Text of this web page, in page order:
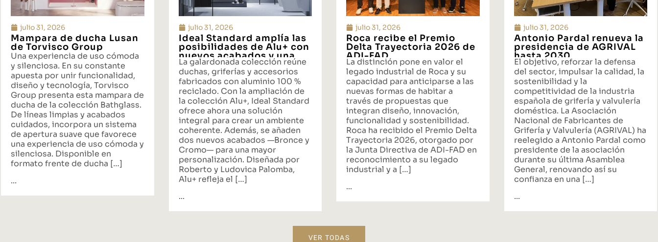
julio 31, 2026
Mampara de ducha Lusan
de Torvisco Group
Una experiencia de uso cómoda
y silenciosa. En su constante
apuesta por unir funcionalidad,
diseño y tecnología, Torvisco
Group presenta esta mampara de
ducha de la colección Bathglass.
De líneas limpias y acabados
cuidados, incorpora un sistema
de apertura suave que favorece
una experiencia de uso cómoda y
silenciosa. Disponible en
formato frente de ducha […]
...
julio 31, 2026
Ideal Standard amplía las
posibilidades de Alu+ con
nuevos acabados y una
propuesta integral de
baño
La galardonada colección reúne
duchas, griferías y accesorios
fabricados con aluminio 100 %
reciclado. Con la ampliación de
la colección Alu+, Ideal Standard
ofrece ahora una solución
integral para crear un ambiente
coherente. Además, se añaden
dos nuevos acabados —Bronce y
Cromo— para una mayor
personalización. Diseñada por
Roberto y Ludovica Palomba,
Alu+ refleja el […]
...
julio 31, 2026
Roca recibe el Premio
Delta Trayectoria 2026 de
ADI-FAD
La distinción pone en valor el
legado industrial de Roca y su
capacidad para anticiparse a las
nuevas formas de habitar a
través de propuestas que
integran diseño, innovación,
funcionalidad y sostenibilidad.
Roca ha recibido el Premio Delta
Trayectoria 2026, otorgado por
la Junta Directiva de ADI-FAD en
reconocimiento a su legado
industrial y a […]
...
julio 31, 2026
Antonio Pardal renueva la
presidencia de AGRIVAL
hasta 2030
El objetivo, reforzar la defensa
del sector, impulsar la calidad, la
sostenibilidad y la
competitividad de la industria
española de grifería y valvulería
doméstica. La Asociación
Nacional de Fabricantes de
Grifería y Valvulería (AGRIVAL) ha
reelegido a Antonio Pardal como
presidente de la asociación
durante su última Asamblea
General, renovando así su
confianza en una […]
...
VER TODAS